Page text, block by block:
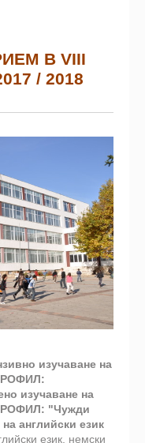
В VІІІ
/ 2018
изучаване на
изучаване на
"Чужди
английски език
език, немски